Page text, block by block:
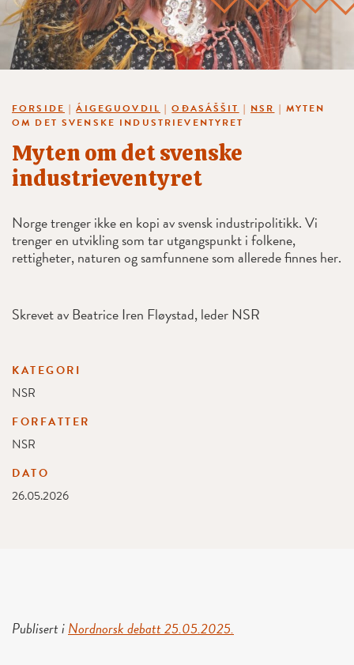
FORSIDE |ÁIGEGUOVDIL |OĐASÁŠŠIT | NSR | MYTEN
OM DET SVENSKE INDUSTRIEVENTYRET
Myten om det svenske
industrieventyret
Norge trenger ikke en kopi av svensk industripolitikk. Vi
trenger en utvikling som tar utgangspunkt i folkene,
rettigheter, naturen og samfunnene som allerede finnes her.
Skrevet av Beatrice Iren Fløystad, leder NSR
KATEGORI
NSR
FORFATTER
NSR
DATO
26.05.2026
Publisert iNordnorsk debatt 25.05.2025.